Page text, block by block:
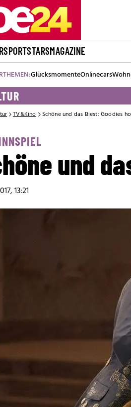
SPORTSTARSMAGAZINE
GlücksmomenteOnlinecars
TV&Kino Schöne und das Biest: Goodies
und
13:21